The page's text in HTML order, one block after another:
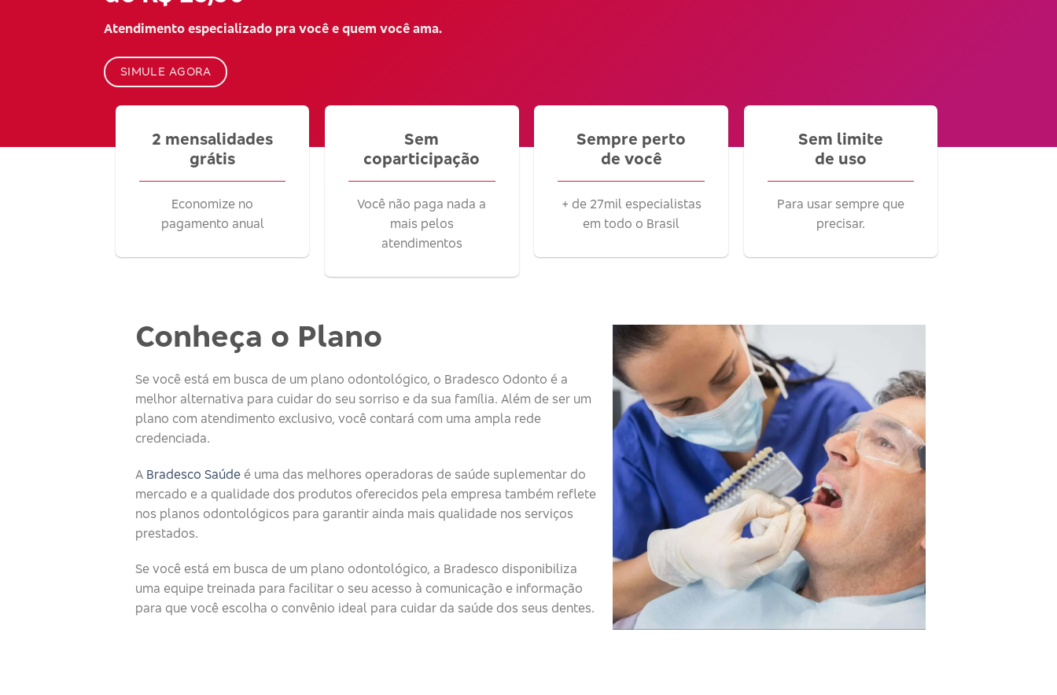
Atendimento especializado pra você e quem você ama.
SIMULE AGORA
2 mensalidades
grátis
Economize no
pagamento anual
Sem
coparticipação
Você não paga nada a
mais pelos
atendimentos
Sempre perto
de você
+ de 27mil especialistas
em todo o Brasil
Sem limite
de uso
Para usar sempre que
precisar.
Conheça o Plano
Se você está em busca de um plano odontológico, o Bradesco Odonto é a
melhor alternativa para cuidar do seu sorriso e da sua família. Além de ser um
plano com atendimento exclusivo, você contará com uma ampla rede
credenciada.
A Bradesco Saúde é uma das melhores operadoras de saúde suplementar do
mercado e a qualidade dos produtos oferecidos pela empresa também reflete
nos planos odontológicos para garantir ainda mais qualidade nos serviços
prestados.
Se você está em busca de um plano odontológico, a Bradesco disponibiliza
uma equipe treinada para facilitar o seu acesso à comunicação e informação
para que você escolha o convênio ideal para cuidar da saúde dos seus dentes.